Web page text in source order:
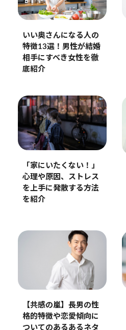
いい奥さんになる人の
特徴13選！男性が結婚
相手にすべき女性を徹
底紹介
「家にいたくない！」
心理や原因、ストレス
を上手に発散する方法
を紹介
【共感の嵐】長男の性
格的特徴や恋愛傾向に
ついてのあるあるネタ